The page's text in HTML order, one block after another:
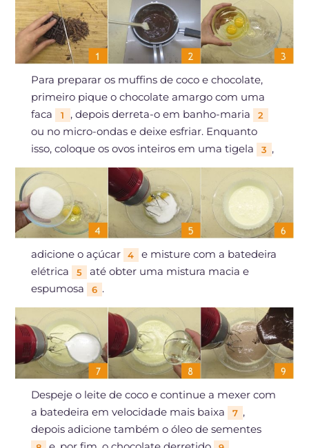
Para preparar os muffins de coco e chocolate,
primeiro pique o chocolate amargo com uma
faca
1 , depois derreta-o em banho-maria 2
ou no micro-ondas e deixe esfriar. Enquanto
isso, coloque os ovos inteiros em uma tigela
3 ,
adicione o açúcar 4
e misture com a batedeira
elétrica
5
até obter uma mistura macia e
espumosa
6 .
Despeje o leite de coco e continue a mexer com
a batedeira em velocidade mais baixa
7 ,
depois adicione também o óleo de sementes